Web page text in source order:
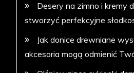
Desery na zimno i kremy
stworzyć perfekcyjne
Jak donice drewniane
akcesoria mogą odmienić